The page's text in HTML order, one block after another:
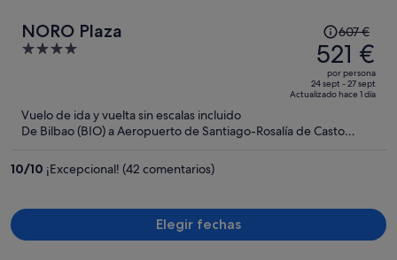
NORO Plaza
4
El
precio
era
de
607 €,
es
persona
607 €
521 €
por persona
24 sept - 27 sept
Actualizado hace 1 día
Vuelo de ida y vuelta sin escalas incluido
De Bilbao (BIO) a Aeropuerto de Santiago-Rosalía de Casto
10/10 ¡Excepcional! (42 comentarios)
Elegir fechas